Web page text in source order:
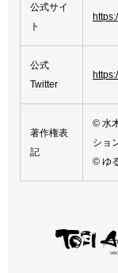
公式サイ
ト
公式
Twitter
著作権表
記
© 水
ショ
© ゆ